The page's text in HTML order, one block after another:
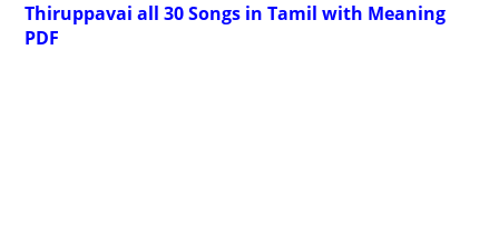
Thiruppavai all 30 Songs in Tamil with Meaning
PDF